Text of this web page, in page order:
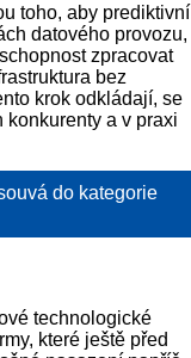
toho, aby prediktivní
datového provozu,
zpracovat
bez
krok odkládají, se
a v praxi
do kategorie
technologické
které ještě před